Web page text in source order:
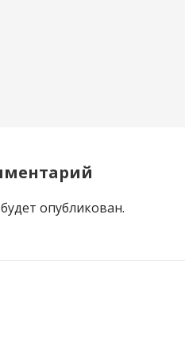
опубликован.